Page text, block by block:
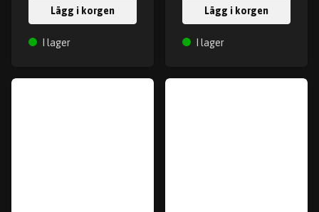
Lägg i korgen
I lager
Lägg i korgen
I lager